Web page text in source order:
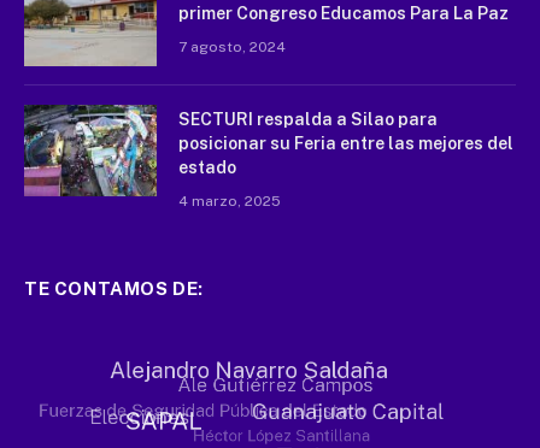
primer Congreso Educamos Para La Paz
7 agosto, 2024
SECTURI respalda a Silao para
posicionar su Feria entre las mejores del
estado
4 marzo, 2025
TE CONTAMOS DE: